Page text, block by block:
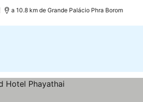
a 10.8 km de Grande Palácio Phra Borom